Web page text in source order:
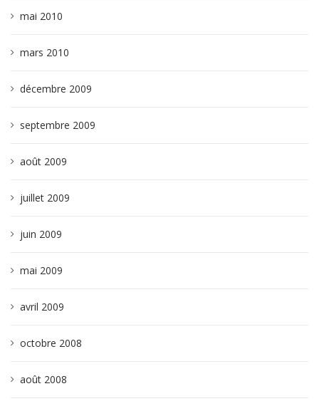
mai 2010
mars 2010
décembre 2009
septembre 2009
août 2009
juillet 2009
juin 2009
mai 2009
avril 2009
octobre 2008
août 2008